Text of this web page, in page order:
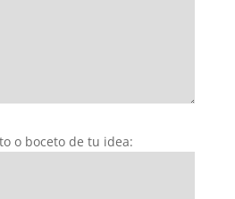
o boceto de tu idea: